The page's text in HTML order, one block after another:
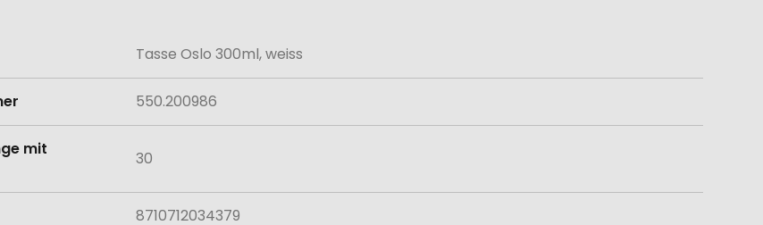
Tasse Oslo 300ml, weiss
550.200986
mit
30
8710712034379